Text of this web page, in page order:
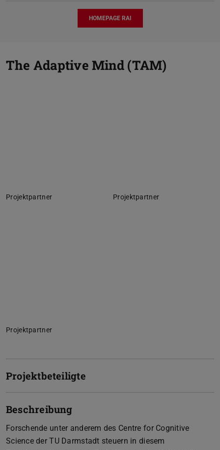
HOMEPAGE RAI
The Adaptive Mind (TAM)
Projektpartner Projektpartner
Projektpartner
Projektbeteiligte
Beschreibung
Forschende unter anderem des Centre for Cognitive
Science der TU Darmstadt steuern in diesem